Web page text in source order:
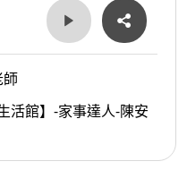
師
活館】-家事達人-陳安